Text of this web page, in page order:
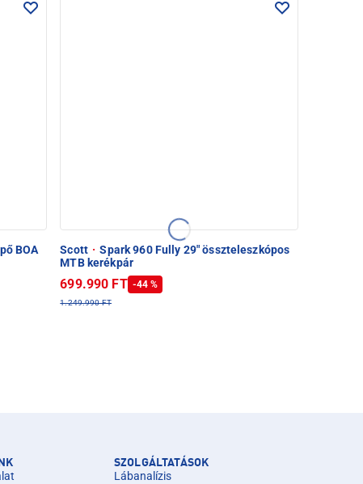
BOA
Scott · Spark 960 Fully 29" összteleszkópos
MTB kerékpár
699.990 FT -44 %
1.249.990 FT
SZOLGÁLTATÁSOK
Lábanalízis